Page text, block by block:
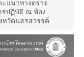
แนวทางตรวจ
รปฏิบัติ ณ ห้อง
หวัดนครสวรรค์